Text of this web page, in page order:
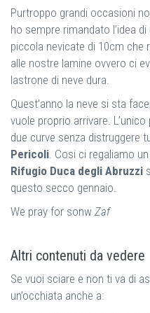
Purtroppo grandi occasioni
ho sempre rimandato l’idea
piccola nevicate di 10cm che
alle nostre lamine ovvero ci
lastrone di neve dura.
Quest’anno la neve si sta
vuole proprio arrivare.
due curve senza distruggere
Pericoli. Cosi ci regaliamo
Rifugio Duca degli Abruzzi
questo secco gennaio.
We pray for sonw Zaf
Altri contenuti da vedere
Se vuoi sciare e non ti va di
un’occhiata anche a: